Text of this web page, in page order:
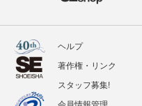
ヘルプ
著作権・リンク
スタッフ募集!
会員情報管理